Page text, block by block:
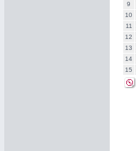
9
10
11
12
13
14
15